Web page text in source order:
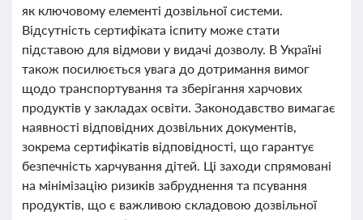
як ключовому елементі дозвільної системи.
Відсутність сертифіката іспиту може стати
підставою для відмови у видачі дозволу. В Україні
також посилюється увага до дотримання вимог
щодо транспортування та зберігання харчових
продуктів у закладах освіти. Законодавство вимагає
наявності відповідних дозвільних документів,
зокрема сертифікатів відповідності, що гарантує
безпечність харчування дітей. Ці заходи спрямовані
на мінімізацію ризиків забруднення та псування
продуктів, що є важливою складовою дозвільної